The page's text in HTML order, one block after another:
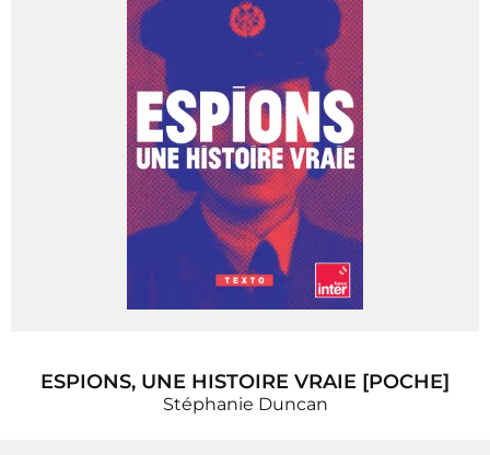
ESPIONS, UNE HISTOIRE VRAIE [POCHE]
Stéphanie Duncan